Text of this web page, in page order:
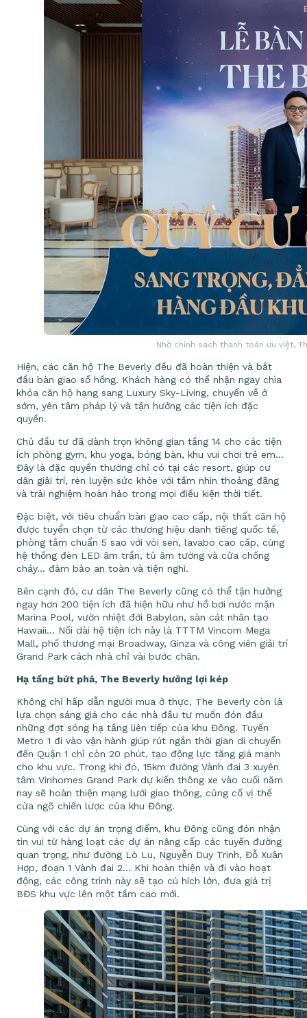
Nhờ chính sách thanh toán ưu việt,
Hiện, các căn hộ The Beverly đều đã hoàn thiện và bắt
đầu bàn giao sổ hồng. Khách hàng có thể nhận ngay chìa
khóa căn hộ hạng sang Luxury Sky-Living, chuyển về ở
sớm, yên tâm pháp lý và tận hưởng các tiện ích đặc
quyền.
Chủ đầu tư đã dành trọn không gian tầng 14 cho các tiện
ích phòng gym, khu yoga, bóng bàn, khu vui chơi trẻ em…
Đây là đặc quyền thường chỉ có tại các resort, giúp cư
dân giải trí, rèn luyện sức khỏe với tầm nhìn thoáng đãng
và trải nghiệm hoàn hảo trong mọi điều kiện thời tiết.
Đặc biệt, với tiêu chuẩn bàn giao cao cấp, nội thất căn hộ
được tuyển chọn từ các thương hiệu danh tiếng quốc tế,
phòng tắm chuẩn 5 sao với vòi sen, lavabo cao cấp, cùng
hệ thống đèn LED âm trần, tủ âm tường và cửa chống
cháy… đảm bảo an toàn và tiện nghi.
Bên cạnh đó, cư dân The Beverly cũng có thể tận hưởng
ngay hơn 200 tiện ích đã hiện hữu như hồ bơi nước mặn
Marina Pool, vườn nhiệt đới Babylon, sàn cát nhân tạo
Hawaii… Nối dài hệ tiện ích này là TTTM Vincom Mega
Mall, phố thương mại Broadway, Ginza và công viên giải trí
Grand Park cách nhà chỉ vài bước chân.
Hạ tầng bứt phá, The Beverly hưởng lợi kép
Không chỉ hấp dẫn người mua ở thực, The Beverly còn là
lựa chọn sáng giá cho các nhà đầu tư muốn đón đầu
những đợt sóng hạ tầng liên tiếp của khu Đông. Tuyến
Metro 1 đi vào vận hành giúp rút ngắn thời gian di chuyển
đến Quận 1 chỉ còn 20 phút, tạo động lực tăng giá mạnh
cho khu vực. Trong khi đó, 15km đường Vành đai 3 xuyên
tâm Vinhomes Grand Park dự kiến thông xe vào cuối năm
nay sẽ hoàn thiện mạng lưới giao thông, củng cố vị thế
cửa ngõ chiến lược của khu Đông.
Cùng với các dự án trọng điểm, khu Đông cũng đón nhận
tin vui từ hàng loạt các dự án nâng cấp các tuyến đường
quan trọng, như đường Lò Lu, Nguyễn Duy Trinh, Đỗ Xuân
Hợp, đoạn 1 Vành đai 2… Khi hoàn thiện và đi vào hoạt
động, các công trình này sẽ tạo cú hích lớn, đưa giá trị
BĐS khu vực lên một tầm cao mới.